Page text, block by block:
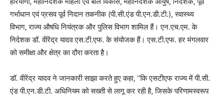
गर्भाधान एवं प्रसव पूर्व निदान तकनीक (पी.सी.एंड पी.एन.डी.टी.), स्वास्थ्य
विभाग, राज्य औषधि नियंत्रक और पुलिस विभाग शामिल हैं। एन.एच.एम. के
निदेशक डॉ. वीरेंद्र यादव एस.टी.एफ. के संयोजक हैं। एस.टी.एफ. हर मंगलवार
को समीक्षा और क्षेत्र का दौरा करता है।
डॉ. वीरेंद्र यादव ने जानकारी साझा करते हुए कहा, “कि एसटीएफ राज्य में पी.सी.
एंड पी.एन.डी.टी. अधिनियम को सख्ती से लागू कर रही है, जिसके परिणामस्वरूप